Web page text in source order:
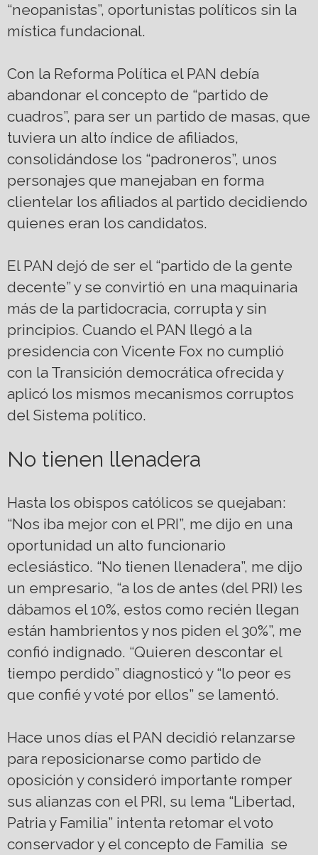
“neopanistas”, oportunistas políticos sin la
mística fundacional.
Con la Reforma Política el PAN debía
abandonar el concepto de “partido de
cuadros”, para ser un partido de masas, que
tuviera un alto índice de afiliados,
consolidándose los “padroneros”, unos
personajes que manejaban en forma
clientelar los afiliados al partido decidiendo
quienes eran los candidatos.
El PAN dejó de ser el “partido de la gente
decente” y se convirtió en una maquinaria
más de la partidocracia, corrupta y sin
principios. Cuando el PAN llegó a la
presidencia con Vicente Fox no cumplió
con la Transición democrática ofrecida y
aplicó los mismos mecanismos corruptos
del Sistema político.
No tienen llenadera
Hasta los obispos católicos se quejaban:
“Nos iba mejor con el PRI”, me dijo en una
oportunidad un alto funcionario
eclesiástico. “No tienen llenadera”, me dijo
un empresario, “a los de antes (del PRI) les
dábamos el 10%, estos como recién llegan
están hambrientos y nos piden el 30%”, me
confió indignado. “Quieren descontar el
tiempo perdido” diagnosticó y “lo peor es
que confié y voté por ellos” se lamentó.
Hace unos días el PAN decidió relanzarse
para reposicionarse como partido de
oposición y consideró importante romper
sus alianzas con el PRI, su lema “Libertad,
Patria y Familia” intenta retomar el voto
conservador y el concepto de Familia se